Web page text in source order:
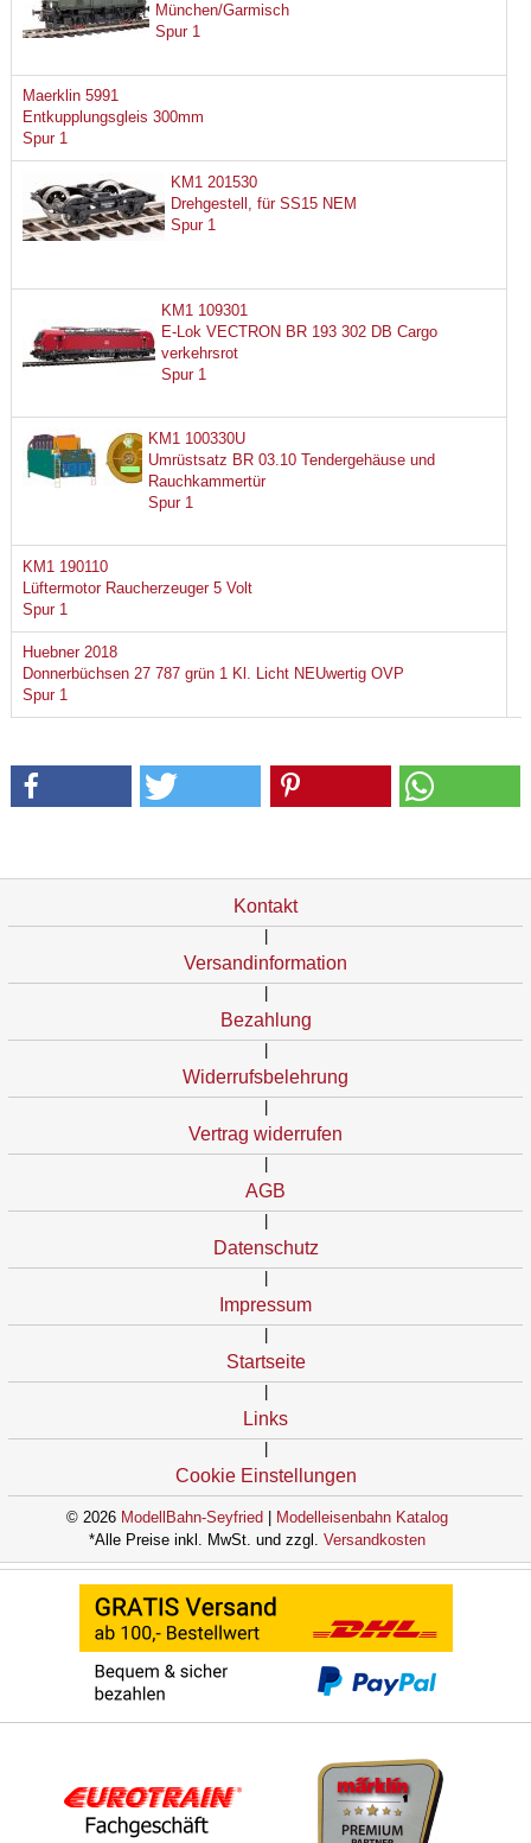
München/Garmisch
Spur 1
Maerklin 5991
Entkupplungsgleis 300mm
Spur 1
KM1 201530
Drehgestell, für SS15 NEM
Spur 1
KM1 109301
E-Lok VECTRON BR 193 302 DB Cargo
verkehrsrot
Spur 1
KM1 100330U
Umrüstsatz BR 03.10 Tendergehäuse und
Rauchkammertür
Spur 1
KM1 190110
Lüftermotor Raucherzeuger 5 Volt
Spur 1
Huebner 2018
Donnerbüchsen 27 787 grün 1 Kl. Licht NEUwertig OVP
Spur 1
Kontakt
Versandinformation
Bezahlung
Widerrufsbelehrung
Vertrag widerrufen
AGB
Datenschutz
Impressum
Startseite
Links
Cookie Einstellungen
© 2026 ModellBahn-Seyfried
Modelleisenbahn Katalog
*Alle Preise inkl. MwSt. und zzgl. Versandkosten